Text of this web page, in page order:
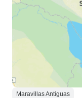
Maravillas Antiguas